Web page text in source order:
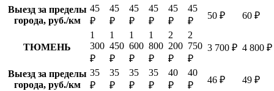
Выезд за пределы
города, руб./км
45
₽
45
₽
45
₽
45
₽
45
₽
45
₽
50 ₽ 60 ₽
ТЮМЕНЬ
1
300
₽
1
450
₽
1
600
₽
1
800
₽
2
200
₽
2
750
₽
3 700 ₽ 4 800 ₽
Выезд за пределы
города, руб./км
35
₽
35
₽
35
₽
35
₽
40
₽
40
₽
46 ₽
49 ₽